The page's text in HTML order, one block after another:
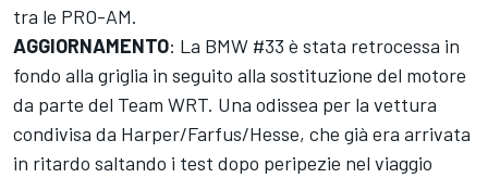
tra le PRO-AM.
AGGIORNAMENTO: La BMW #33 è stata retrocessa in
fondo alla griglia in seguito alla sostituzione del motore
da parte del Team WRT. Una odissea per la vettura
condivisa da Harper/Farfus/Hesse, che già era arrivata
in ritardo saltando i test dopo peripezie nel viaggio